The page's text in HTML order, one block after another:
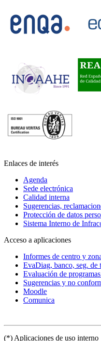
Enlaces de interés
Agenda
Sede electrónica
Calidad interna
Sugerencias,
Protección de datos
Sistema Interno de
Acceso a aplicaciones
Informes de centro y
EvaDiag, banco, seg.
Evaluación de
Sugerencias y no
Moodle
Comunica
(*) Aplicaciones de uso interno